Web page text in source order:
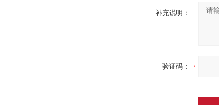
补充说明：
验证码：